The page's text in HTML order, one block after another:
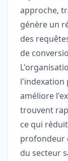
approche,
génère un
des
de
l'indexation
améliore
trouvent
ce qui
profondeur
du secteur